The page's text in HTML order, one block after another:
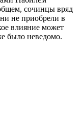
сочинцы вряд
не приобрели в
влияние может
было неведомо.